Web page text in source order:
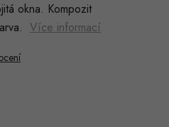
okna. Kompozit
Více informací